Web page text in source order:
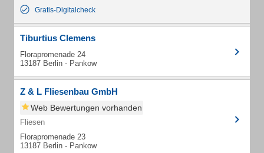
Gratis-Digitalcheck
Tiburtius Clemens
Florapromenade 24
13187 Berlin - Pankow
Z & L Fliesenbau GmbH
Web Bewertungen vorhanden
Fliesen
Florapromenade 23
13187 Berlin - Pankow